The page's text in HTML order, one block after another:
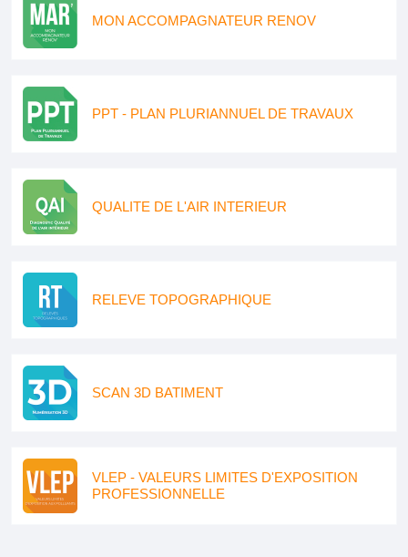
MON ACCOMPAGNATEUR RENOV
PPT - PLAN PLURIANNUEL DE TRAVAUX
QUALITE DE L'AIR INTERIEUR
RELEVE TOPOGRAPHIQUE
SCAN 3D BATIMENT
VLEP - VALEURS LIMITES D'EXPOSITION
PROFESSIONNELLE